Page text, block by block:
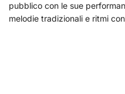
pubblico con le sue
melodie tradizionali e ritmi